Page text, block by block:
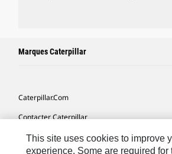
Marques Caterpillar
Caterpillar.com
Contacter Caterpillar
Mes Préférences Marketing
This site uses cookies to improve
experience. Some are required for